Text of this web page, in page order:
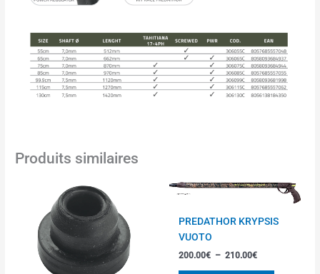
Produits similaires
PREDATHOR KRYPSIS
VUOTO
200.00€ – 210.00€
Plage
200.00€
à
Ce
produit
a